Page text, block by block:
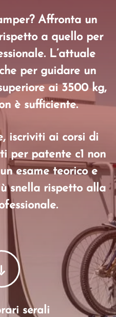
Affronta un
a quello per
L’attuale
per guidare un
ai 3500 kg,
è sufficiente.
iscriviti ai corsi di
per patente c1 non
esame teorico e
snella rispetto alla
serali